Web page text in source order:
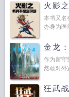
火影
本书又名
办身为医
金龙
作为留守
然敢对外
狂武